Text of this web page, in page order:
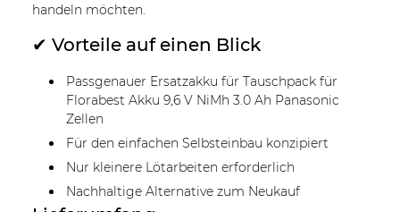
handeln möchten.
✔ Vorteile auf einen Blick
Passgenauer Ersatzakku für Tauschpack für
Florabest Akku 9,6 V NiMh 3.0 Ah Panasonic
Zellen
Für den einfachen Selbsteinbau konzipiert
Nur kleinere Lötarbeiten erforderlich
Nachhaltige Alternative zum Neukauf